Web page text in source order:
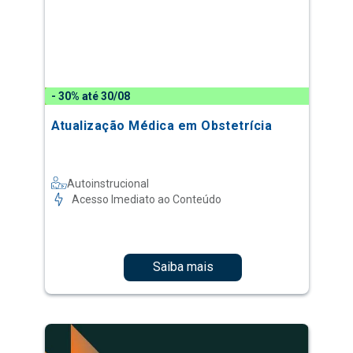
- 30% até 30/08
Atualização Médica em Obstetrícia
Autoinstrucional
Acesso Imediato ao Conteúdo
Saiba mais